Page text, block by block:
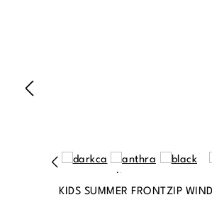
KIDS SUMMER FRONTZIP